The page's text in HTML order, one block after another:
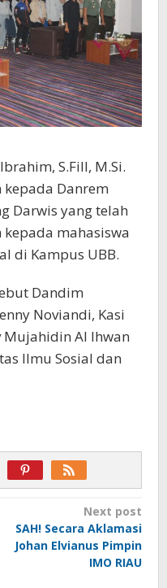
S.Fill, M.Si.
Danrem
Darwis yang telah
mahasiswa
di Kampus UBB.
Dandim
Noviandi, Kasi
Mujahidin Al Ihwan
Ilmu Sosial dan
Next post
SAH! Secara Aklamasi
Johan Elvianus Pimpin
IMO RIAU